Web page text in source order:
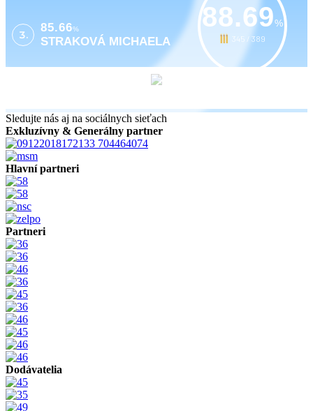
3.
85.66%
STRAKOVÁ MICHAELA
88.69%
345 / 389
Sledujte nás aj na sociálnych sieťach
Exkluzívny & Generálny partner
Hlavní partneri
Partneri
Dodávatelia